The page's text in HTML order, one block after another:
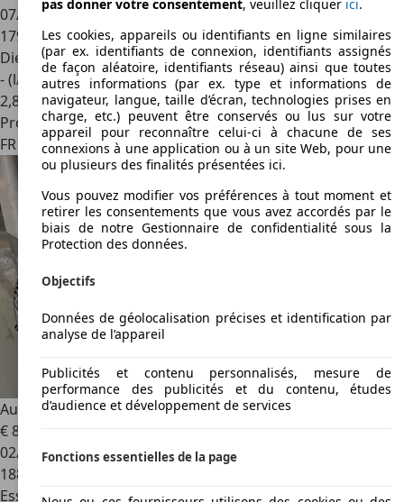
07/2017
179 800 km
Diesel
- (l/100 km)
2,8
Professionnel
FR 68190Ensisheim
Audi A4Avant 2.0 TFSI 211 CV S-Line
€ 8 990
02/2013
188 800 km
Essence
pas donner votre consentement, veuillez cliquer ici.
Les cookies, appareils ou identifiants en ligne similaires
(par ex. identifiants de connexion, identifiants assignés
de façon aléatoire, identifiants réseau) ainsi que toutes
autres informations (par ex. type et informations de
navigateur, langue, taille d’écran, technologies prises en
charge, etc.) peuvent être conservés ou lus sur votre
appareil pour reconnaître celui-ci à chacune de ses
connexions à une application ou à un site Web, pour une
ou plusieurs des finalités présentées ici.
Vous pouvez modifier vos préférences à tout moment et
retirer les consentements que vous avez accordés par le
biais de notre Gestionnaire de confidentialité sous la
Protection des données.
Objectifs
Données de géolocalisation précises et identification par
analyse de l’appareil
Publicités et contenu personnalisés, mesure de
performance des publicités et du contenu, études
d’audience et développement de services
Fonctions essentielles de la page